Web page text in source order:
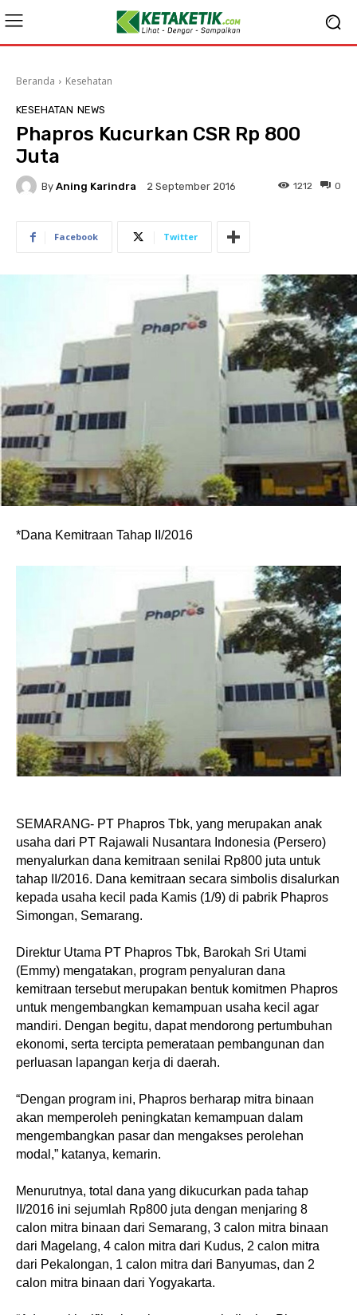
Beranda Kesehatan
KESEHATAN NEWS
Phapros Kucurkan CSR Rp 800
Juta
By Aning Karindra 2 September 2016 0
1212
Facebook Twitter
*Dana Kemitraan Tahap II/2016
SEMARANG- PT Phapros Tbk, yang merupakan anak
usaha dari PT Rajawali Nusantara Indonesia (Persero)
menyalurkan dana kemitraan senilai Rp800 juta untuk
tahap II/2016. Dana kemitraan secara simbolis disalurkan
kepada usaha kecil pada Kamis (1/9) di pabrik Phapros
Simongan, Semarang.
Direktur Utama PT Phapros Tbk, Barokah Sri Utami
(Emmy) mengatakan, program penyaluran dana
kemitraan tersebut merupakan bentuk komitmen Phapros
untuk mengembangkan kemampuan usaha kecil agar
mandiri. Dengan begitu, dapat mendorong pertumbuhan
ekonomi, serta tercipta pemerataan pembangunan dan
perluasan lapangan kerja di daerah.
“Dengan program ini, Phapros berharap mitra binaan
akan memperoleh peningkatan kemampuan dalam
mengembangkan pasar dan mengakses perolehan
modal,” katanya, kemarin.
Menurutnya, total dana yang dikucurkan pada tahap
II/2016 ini sejumlah Rp800 juta dengan menjaring 8
calon mitra binaan dari Semarang, 3 calon mitra binaan
dari Magelang, 4 calon mitra dari Kudus, 2 calon mitra
dari Pekalongan, 1 calon mitra dari Banyumas, dan 2
calon mitra binaan dari Yogyakarta.